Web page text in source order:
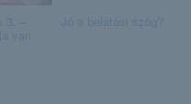
–
van
Jó a belátási szög?